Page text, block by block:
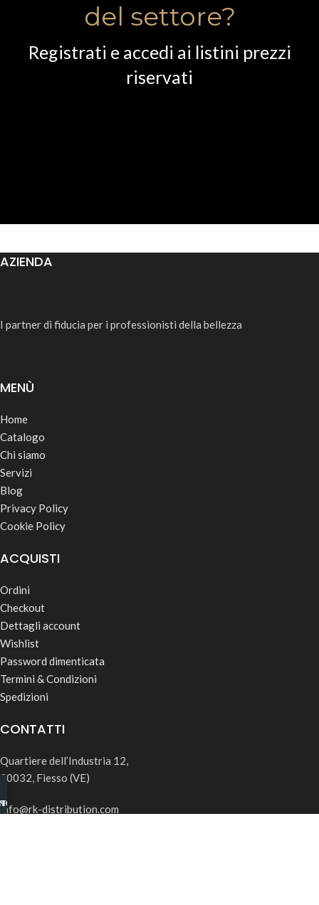
del settore?
Registrati e accedi ai listini prezzi
riservati
AZIENDA
I partner di fiducia per i professionisti della bellezza
MENÙ
Home
Catalogo
Chi siamo
Servizi
Blog
Privacy Policy
Cookie Policy
ACQUISTI
Ordini
Checkout
Dettagli account
Wishlist
Password dimenticata
Termini & Condizioni
Spedizioni
CONTATTI
Quartiere dell’Industria 12,
30032, Fiesso (VE)
info@rk-distribution.com
B2B